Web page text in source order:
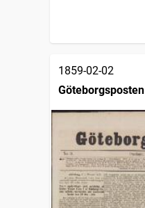
1859-02-02
Göteborgsposten